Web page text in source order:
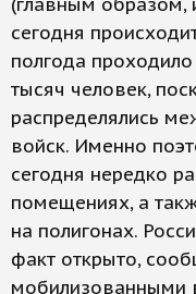
(главным образом,
сегодня
полгода
тысяч человек,
распределялись
войск. Именно
сегодня нередко
помещениях, а
на полигонах.
факт открыто,
мобилизованными